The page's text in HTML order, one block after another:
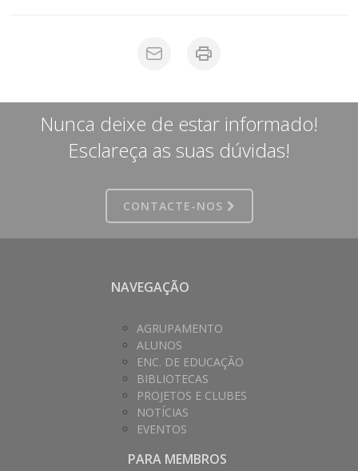
Nunca deixe de estar informado!
Esclareça as suas dúvidas!
CONTACTE-NOS
NAVEGAÇÃO
AGRUPAMENTO
ALUNOS
ENC. DE EDUCAÇÃO
BIBLIOTECAS
PROJETOS E CLUBES
NOTÍCIAS
EVENTOS
PARA MEMBROS